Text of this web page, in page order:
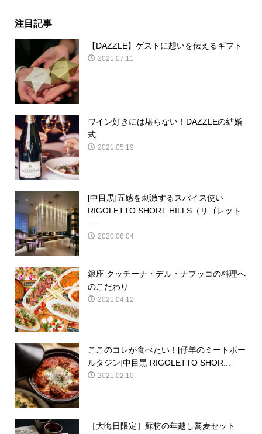
注目記事
【DAZZLE】ゲストに想いを伝えるギフト
2021.07.11
ワイン好きには堪らない！DAZZLEの結婚
式
2021.05.19
[中目黒]五感を刺激するスパイス使い
RIGOLETTO SHORT HILLS（リゴレット
2020.06.04
銀座 クッチーナ・デル・ナブッコの料理へ
のこだわり
2021.04.12
ここのコレが食べたい！[仔羊のミートボー
ルタジン]中目黒 RIGOLETTO SHOR...
2021.02.10
［大晦日限定］蘇枋の年越し蕎麦セット